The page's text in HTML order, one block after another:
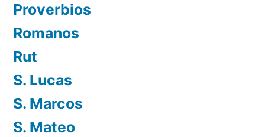
Proverbios
Romanos
Rut
S. Lucas
S. Marcos
S. Mateo